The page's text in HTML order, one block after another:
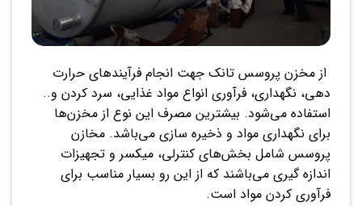
از مخزن پروسس تانک جهت انجام فرآیندهای حرارت
دهی، نگهداری، فرآوری انواع مواد غذایی، سرد کردن و..
استفاده می‌شود. بیشترین مصرف این نوع از مخزن‌ها
برای نگهداری مواد و ذخیره سازی می‌باشد. مخازن
پروسس شامل بخش‌های کنترلی، میکسر و تجهیزات
اندازه گیری می‌باشند که از این رو بسیار مناسب برای
فرآوری کردن مواد است.